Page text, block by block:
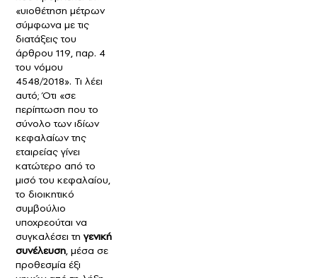
«υιοθέτηση μέτρων
σύμφωνα με τις
διατάξεις του
άρθρου 119, παρ. 4
του νόμου
4548/2018». Τι λέει
αυτό; Ότι «σε
περίπτωση που το
σύνολο των ιδίων
κεφαλαίων της
εταιρείας γίνει
κατώτερο από το
μισό του κεφαλαίου,
το διοικητικό
συμβούλιο
υποχρεούται να
συγκαλέσει τη γενική
συνέλευση, μέσα σε
προθεσμία έξι